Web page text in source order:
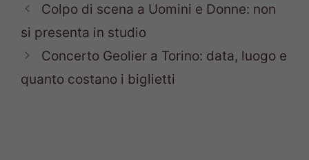
Colpo di scena a Uomini e Donne: non
si presenta in studio
Concerto Geolier a Torino: data, luogo e
quanto costano i biglietti